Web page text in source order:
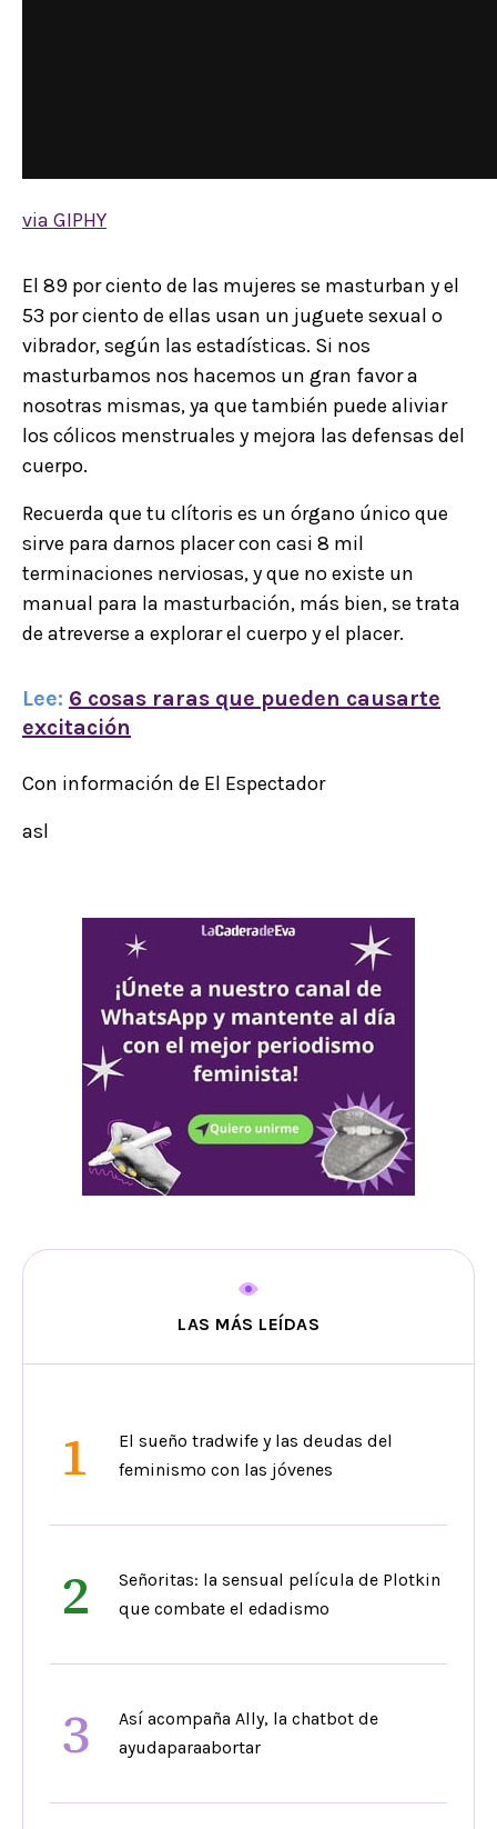
via GIPHY
El 89 por ciento de las mujeres se masturban y el
53 por ciento de ellas usan un juguete sexual o
vibrador, según las estadísticas. Si nos
masturbamos nos hacemos un gran favor a
nosotras mismas, ya que también puede aliviar
los cólicos menstruales y mejora las defensas del
cuerpo.
Recuerda que tu clítoris es un órgano único que
sirve para darnos placer con casi 8 mil
terminaciones nerviosas, y que no existe un
manual para la masturbación, más bien, se trata
de atreverse a explorar el cuerpo y el placer.
Lee: 6 cosas raras que pueden causarte
excitación
Con información de El Espectador
asl
LAS MÁS LEÍDAS
1
El sueño tradwife y las deudas del
feminismo con las jóvenes
2
Señoritas: la sensual película de Plotkin
que combate el edadismo
3
Así acompaña Ally, la chatbot de
ayudaparaabortar